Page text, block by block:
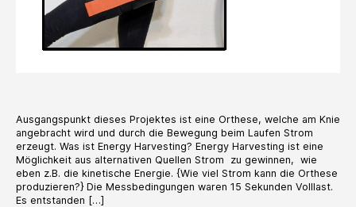
Ausgangspunkt dieses Projektes ist eine Orthese, welche am Knie
angebracht wird und durch die Bewegung beim Laufen Strom
erzeugt. Was ist Energy Harvesting? Energy Harvesting ist eine
Möglichkeit aus alternativen Quellen Strom zu gewinnen, wie
eben z.B. die kinetische Energie. {Wie viel Strom kann die Orthese
produzieren?} Die Messbedingungen waren 15 Sekunden Volllast.
Es entstanden […]